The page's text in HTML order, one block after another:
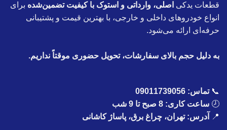
قطعات یدکی اصلی، وارداتی و استوک با کیفیت تضمین‌شده برای
انواع خودروهای داخلی و خارجی، با بهترین قیمت و پشتیبانی
حرفه‌ای ارائه می‌شود.
به دلیل حجم بالای سفارشات، تحویل حضوری موقتاً نداریم.
📞تماس: 09011739056
🕗 ساعت کاری: 8 صبح تا 9 شب
📍
آدرس: تهران، چراغ برق، پاساژ کاشانی